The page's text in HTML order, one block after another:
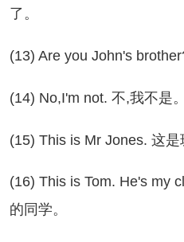
了。
Are you John's
No,I'm not. 不,我不是。
This is Mr Jones. 这是
This is Tom. He's my
的同学。